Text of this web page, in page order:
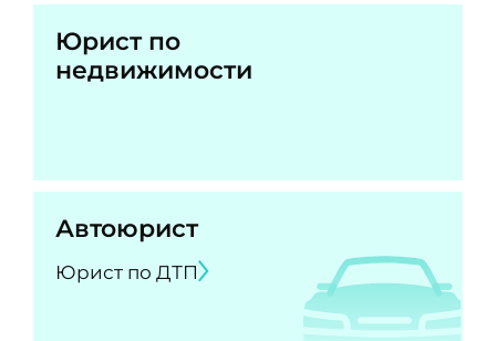
Юрист по
недвижимости
Автоюрист
Юрист по ДТП